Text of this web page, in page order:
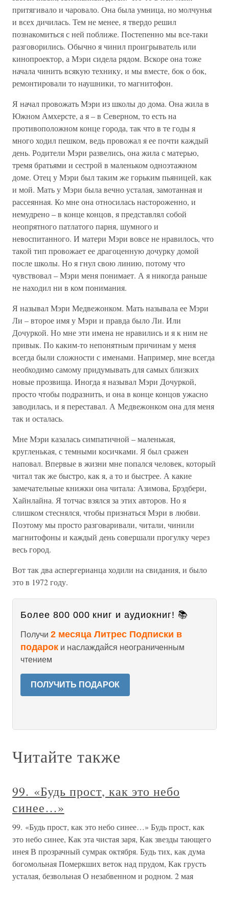
притягивало и чаровало. Она была умница, но молчунья
и всех дичилась. Тем не менее, я твердо решил
познакомиться с ней поближе. Постепенно мы все-таки
разговорились. Обычно я чинил проигрыватель или
кинопроектор, а Мэри сидела рядом. Вскоре она тоже
начала чинить всякую технику, и мы вместе, бок о бок,
ремонтировали то наушники, то магнитофон.
Я начал провожать Мэри из школы до дома. Она жила в
Южном Амхерсте, а я – в Северном, то есть на
противоположном конце города, так что в те годы я
много ходил пешком, ведь провожал я ее почти каждый
день. Родители Мэри развелись, она жила с матерью,
тремя братьями и сестрой в маленьком одноэтажном
доме. Отец у Мэри был таким же горьким пьяницей, как
и мой. Мать у Мэри была вечно усталая, замотанная и
рассеянная. Ко мне она относилась настороженно, и
немудрено – в конце концов, я представлял собой
неопрятного патлатого парня, шумного и
невоспитанного. И матери Мэри вовсе не нравилось, что
такой тип провожает ее драгоценную дочурку домой
после школы. Но я гнул свою линию, потому что
чувствовал – Мэри меня понимает. А я никогда раньше
не находил ни в ком понимания.
Я называл Мэри Медвежонком. Мать называла ее Мэри
Ли – второе имя у Мэри и правда было Ли. Или
Дочуркой. Но мне эти имена не нравились и я к ним не
привык. По каким-то непонятным причинам у меня
всегда были сложности с именами. Например, мне всегда
необходимо самому придумывать для самых близких
новые прозвища. Иногда я называл Мэри Дочуркой,
просто чтобы подразнить, и она в конце концов ужасно
заводилась, и я переставал. А Медвежонком она для меня
так и осталась.
Мне Мэри казалась симпатичной – маленькая,
кругленькая, с темными косичками. Я был сражен
наповал. Впервые в жизни мне попался человек, который
читал так же быстро, как я, а то и быстрее. А какие
замечательные книжки она читала: Азимова, Брэдбери,
Хайнлайна. Я тотчас взялся за этих авторов. Но я
слишком стеснялся, чтобы признаться Мэри в любви.
Поэтому мы просто разговаривали, читали, чинили
магнитофоны и каждый день совершали прогулку через
весь город.
Вот так два аспергерианца ходили на свидания, и было
это в 1972 году.
Более 800 000 книг и аудиокниг! 📚
Получи 2 месяца Литрес Подписки в
подарок и наслаждайся неограниченным
чтением
ПОЛУЧИТЬ ПОДАРОК
Читайте также
99. «Будь прост, как это небо
синее…»
99. «Будь прост, как это небо синее…» Будь прост, как
это небо синее, Как эта чистая заря, Как звезды тающего
инея В прозрачный сумрак октября. Будь тих, как дума
богомольная Померкших веток над прудом, Как грусть
усталая, безвольная О незабвенном и родном. 2 мая